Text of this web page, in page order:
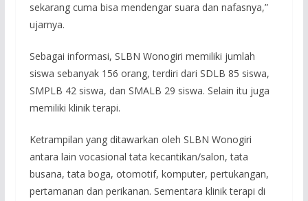
sekarang cuma bisa mendengar suara dan nafasnya,”
ujarnya.
Sebagai informasi, SLBN Wonogiri memiliki jumlah
siswa sebanyak 156 orang, terdiri dari SDLB 85 siswa,
SMPLB 42 siswa, dan SMALB 29 siswa. Selain itu juga
memiliki klinik terapi.
Ketrampilan yang ditawarkan oleh SLBN Wonogiri
antara lain vocasional tata kecantikan/salon, tata
busana, tata boga, otomotif, komputer, pertukangan,
pertamanan dan perikanan. Sementara klinik terapi di